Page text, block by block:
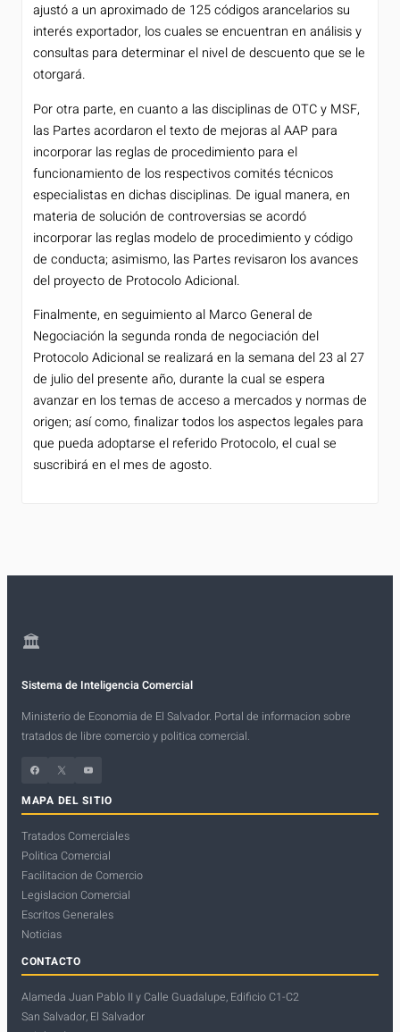
ajustó a un aproximado de 125 códigos arancelarios su
interés exportador, los cuales se encuentran en análisis y
consultas para determinar el nivel de descuento que se le
otorgará.
Por otra parte, en cuanto a las disciplinas de OTC y MSF,
las Partes acordaron el texto de mejoras al AAP para
incorporar las reglas de procedimiento para el
funcionamiento de los respectivos comités técnicos
especialistas en dichas disciplinas. De igual manera, en
materia de solución de controversias se acordó
incorporar las reglas modelo de procedimiento y código
de conducta; asimismo, las Partes revisaron los avances
del proyecto de Protocolo Adicional.
Finalmente, en seguimiento al Marco General de
Negociación la segunda ronda de negociación del
Protocolo Adicional se realizará en la semana del 23 al 27
de julio del presente año, durante la cual se espera
avanzar en los temas de acceso a mercados y normas de
origen; así como, finalizar todos los aspectos legales para
que pueda adoptarse el referido Protocolo, el cual se
suscribirá en el mes de agosto.
🏛
Sistema de Inteligencia Comercial
Ministerio de Economia de El Salvador. Portal de informacion sobre
tratados de libre comercio y politica comercial.
Facebook X
YouTube
MAPA DEL SITIO
Tratados Comerciales
Politica Comercial
Facilitacion de Comercio
Legislacion Comercial
Escritos Generales
Noticias
CONTACTO
Alameda Juan Pablo II y Calle Guadalupe, Edificio C1-C2
San Salvador, El Salvador